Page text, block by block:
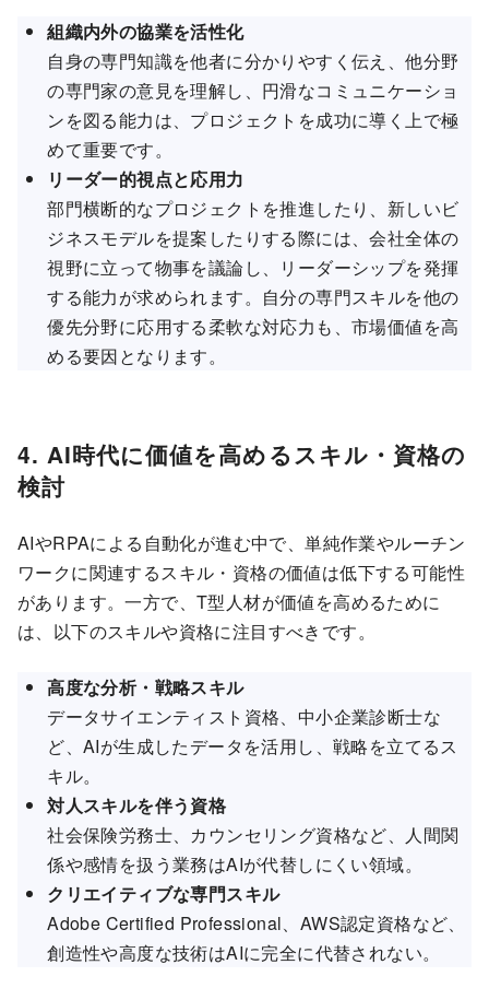
組織内外の協業を活性化
自身の専門知識を他者に分かりやすく伝え、他分野
の専門家の意見を理解し、円滑なコミュニケーショ
ンを図る能力は、プロジェクトを成功に導く上で極
めて重要です。
リーダー的視点と応用力
部門横断的なプロジェクトを推進したり、新しいビ
ジネスモデルを提案したりする際には、会社全体の
視野に立って物事を議論し、リーダーシップを発揮
する能力が求められます。自分の専門スキルを他の
優先分野に応用する柔軟な対応力も、市場価値を高
める要因となります。
4. AI時代に価値を高めるスキル・資格の
検討
AIやRPAによる自動化が進む中で、単純作業やルーチン
ワークに関連するスキル・資格の価値は低下する可能性
があります。一方で、T型人材が価値を高めるために
は、以下のスキルや資格に注目すべきです。
高度な分析・戦略スキル
データサイエンティスト資格、中小企業診断士な
ど、AIが生成したデータを活用し、戦略を立てるス
キル。
対人スキルを伴う資格
社会保険労務士、カウンセリング資格など、人間関
係や感情を扱う業務はAIが代替しにくい領域。
クリエイティブな専門スキル
Adobe Certified Professional、AWS認定資格など、
創造性や高度な技術はAIに完全に代替されない。